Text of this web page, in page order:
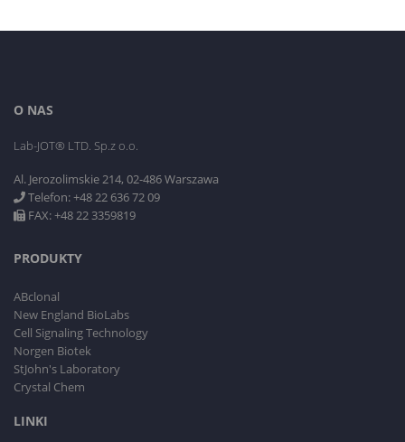
O NAS
Lab-JOT® LTD. Sp.z o.o.
Al. Jerozolimskie 214, 02-486 Warszawa
Telefon: +48 22 636 72 09
FAX: +48 22 3359819
PRODUKTY
ABclonal
New England BioLabs
Cell Signaling Technology
Norgen Biotek
StJohn's Laboratory
Crystal Chem
LINKI